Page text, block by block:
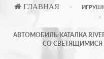
ГЛАВНАЯ
АВТОМОБИЛЬ-КАТАЛКА
СО СВЕТЯЩИМИСЯ